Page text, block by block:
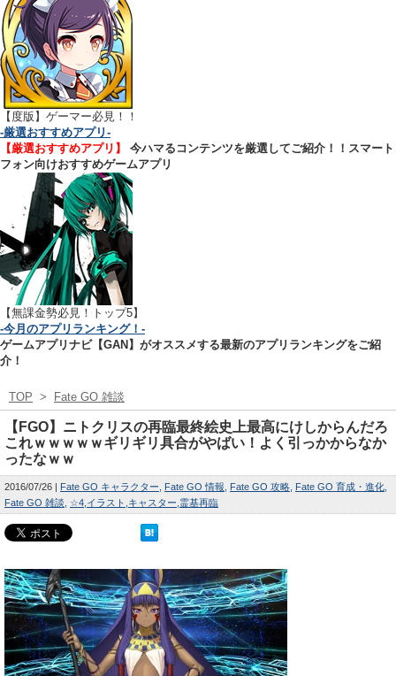
【 度版】ゲーマー必見！！
-厳選おすすめアプリ-
【厳選おすすめアプリ】
今ハマるコンテンツを厳選してご紹介！！スマート
フォン向けおすすめゲームアプリ
【無課金勢必見！トップ5】
-今月のアプリランキング！-
ゲームアプリナビ【GAN】がオススメする最新のアプリランキングをご紹
介！
TOP > Fate GO 雑談
【FGO】ニトクリスの再臨最終絵史上最高にけしからんだろ
これｗｗｗｗｗギリギリ具合がやばい！よく引っかからなか
ったなｗｗ
2016/07/26 Fate GO キャラクター Fate GO 情報 Fate GO 攻略
Fate GO 育成・進化
Fate GO 雑談 ☆4 イラスト キャスター 霊基再臨